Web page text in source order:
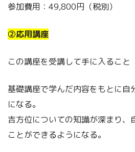
参加費用：49,800円（税別）
②応用講座
この講座を受講して手に入ること
基礎講座で学んだ内容をもとに自
になる。
吉方位についての知識が深まり、
ことができるようになる。